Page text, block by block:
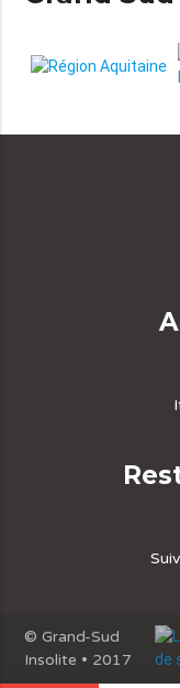
© Grand-Sud
Insolite • 2017